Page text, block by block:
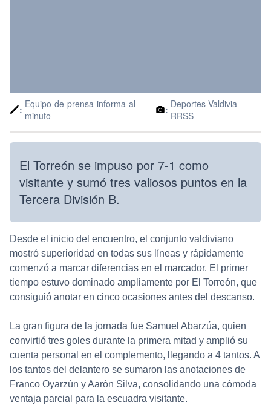
: Equipo-de-prensa-informa-al-
minuto
: Deportes Valdivia -
RRSS
El Torreón se impuso por 7-1 como
visitante y sumó tres valiosos puntos en la
Tercera División B.
Desde el inicio del encuentro, el conjunto valdiviano
mostró superioridad en todas sus líneas y rápidamente
comenzó a marcar diferencias en el marcador. El primer
tiempo estuvo dominado ampliamente por El Torreón, que
consiguió anotar en cinco ocasiones antes del descanso.
La gran figura de la jornada fue Samuel Abarzúa, quien
convirtió tres goles durante la primera mitad y amplió su
cuenta personal en el complemento, llegando a 4 tantos. A
los tantos del delantero se sumaron las anotaciones de
Franco Oyarzún y Aarón Silva, consolidando una cómoda
ventaja parcial para la escuadra visitante.